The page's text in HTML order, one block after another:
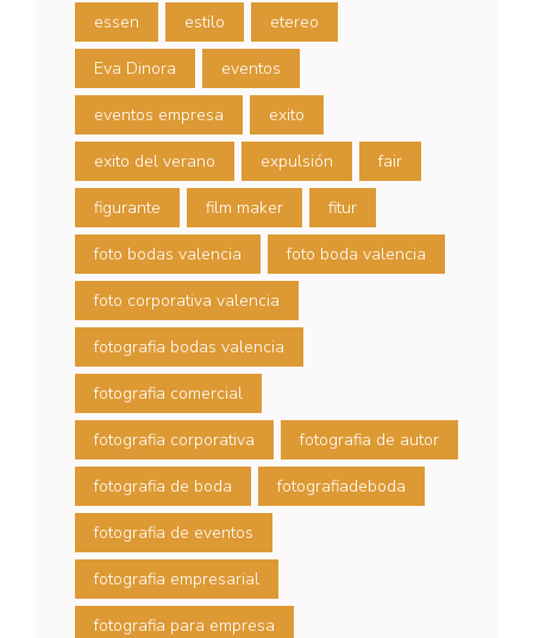
essen estilo etereo
Eva Dinora eventos
eventos empresa exito
exito del verano expulsión fair
figurante film maker fitur
foto bodas valencia foto boda valencia
foto corporativa valencia
fotografia bodas valencia
fotografia comercial
fotografia corporativa fotografia de autor
fotografia de boda fotografiadeboda
fotografia de eventos
fotografia empresarial
fotografia para empresa